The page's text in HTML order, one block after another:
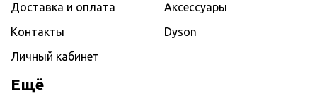
Доставка и оплата
Контакты
Личный кабинет
Аксессуары
Dyson
Ещё